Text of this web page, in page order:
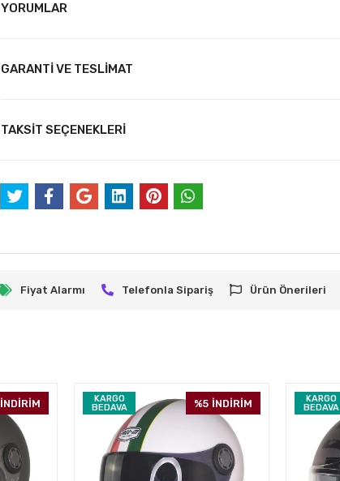
YORUMLAR
GARANTİ VE TESLİMAT
TAKSİT SEÇENEKLERİ
Fiyat Alarmı Telefonla Sipariş Ürün Önerileri
İNDİRİM
KARGO
BEDAVA
%5 İNDİRİM
KARGO
BEDAVA